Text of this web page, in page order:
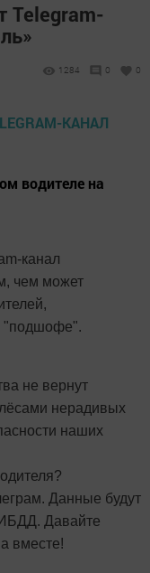
Telegram-
1284 0 0
водителе на
канал
чем может
"подшофе".
не вернут
нерадивых
наших
Данные будут
Давайте
вместе!